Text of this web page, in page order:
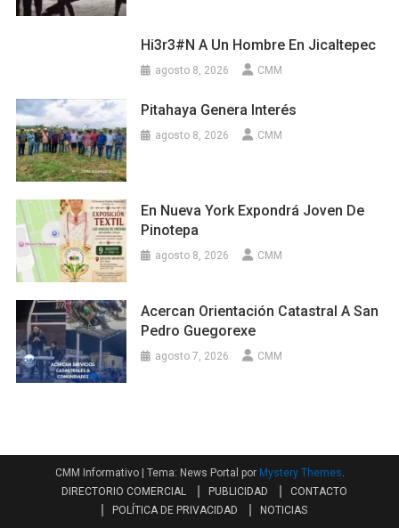
Hi3r3#n A Un Hombre En Jicaltepec
agosto 8, 2026 CMM
Pitahaya Genera Interés
agosto 8, 2026 CMM
En Nueva York Expondrá Joven De
Pinotepa
agosto 8, 2026 CMM
Acercan Orientación Catastral A San
Pedro Guegorexe
agosto 7, 2026 CMM
CMM Informativo | Tema: News Portal por Mystery Themes
DIRECTORIO COMERCIAL
PUBLICIDAD
CONTACTO
POLÍTICA DE PRIVACIDAD
NOTICIAS